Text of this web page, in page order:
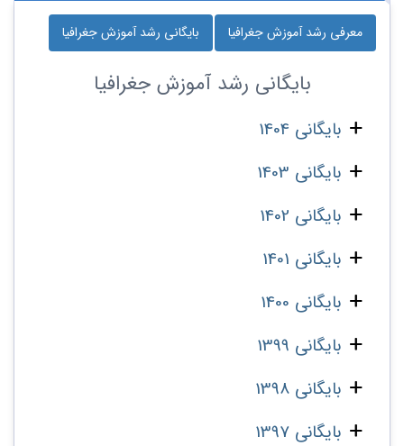
معرفی رشد آموزش جغرافیا بایگانی رشد آموزش جغرافیا
بایگانی رشد آموزش جغرافیا
بایگانی 1404
بایگانی 1403
بایگانی 1402
بایگانی 1401
بایگانی 1400
بایگانی 1399
بایگانی 1398
بایگانی 1397